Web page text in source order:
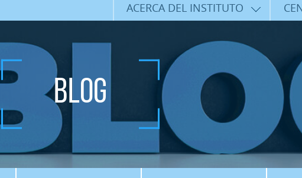
ACERCA DEL INSTITUTO
EQUIPO
ATENCIÓN PERSONALIZADA
UNIDAD DE ACOMPAÑAMIENTO
PSICOLÓGICO
SERVICIOS INTERNACIONALES
CENTRO MÉDICO TEKNON
Blog